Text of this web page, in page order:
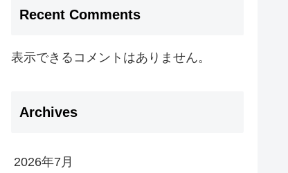
Recent Comments
表示できるコメントはありません。
Archives
2026年7月